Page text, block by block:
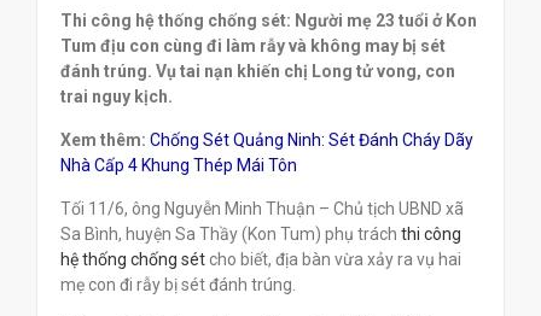
Thi công hệ thống chống sét: Người mẹ 23 tuổi ở Kon
Tum địu con cùng đi làm rẫy và không may bị sét
đánh trúng. Vụ tai nạn khiến chị Long tử vong, con
trai nguy kịch.
Xem thêm: Chống Sét Quảng Ninh: Sét Đánh Cháy Dãy
Nhà Cấp 4 Khung Thép Mái Tôn
Tối 11/6, ông Nguyễn Minh Thuận – Chủ tịch UBND xã
Sa Bình, huyện Sa Thầy (Kon Tum) phụ trách thi công
hệ thống chống sétcho biết, địa bàn vừa xảy ra vụ hai
mẹ con đi rẫy bị sét đánh trúng.